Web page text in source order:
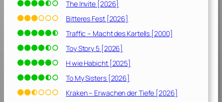
The Invite [2026]
Bitteres Fest [2026]
Traffic – Macht des Kartells [2000]
Toy Story 5 [2026]
H wie Habicht [2025]
To My Sisters [2026]
Kraken – Erwachen der Tiefe [2026]